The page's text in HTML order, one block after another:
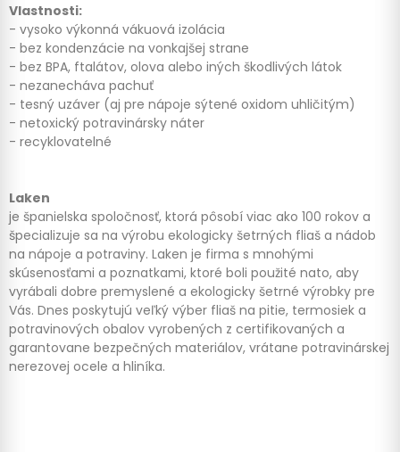
Vlastnosti:
- vysoko výkonná vákuová izolácia
- bez kondenzácie na vonkajšej strane
- bez BPA, ftalátov, olova alebo iných škodlivých látok
- nezanecháva pachuť
- tesný uzáver (aj pre nápoje sýtené oxidom uhličitým)
- netoxický potravinársky náter
- recyklovatelné
Laken
je španielska spoločnosť, ktorá pôsobí viac ako 100 rokov a
špecializuje sa na výrobu ekologicky šetrných fliaš a nádob
na nápoje a potraviny. Laken je firma s mnohými
skúsenosťami a poznatkami, ktoré boli použité nato, aby
vyrábali dobre premyslené a ekologicky šetrné výrobky pre
Vás. Dnes poskytujú veľký výber fliaš na pitie, termosiek a
potravinových obalov vyrobených z certifikovaných a
garantovane bezpečných materiálov, vrátane potravinárskej
nerezovej ocele a hliníka.